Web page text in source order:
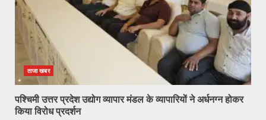
ताजा खबर
पश्चिमी उत्तर प्रदेश उद्योग व्यापार मंडल के व्यापारियों ने अर्धनग्न होकर
किया विरोध प्रदर्शन